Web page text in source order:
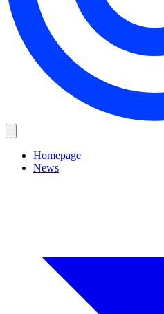
Homepage
News